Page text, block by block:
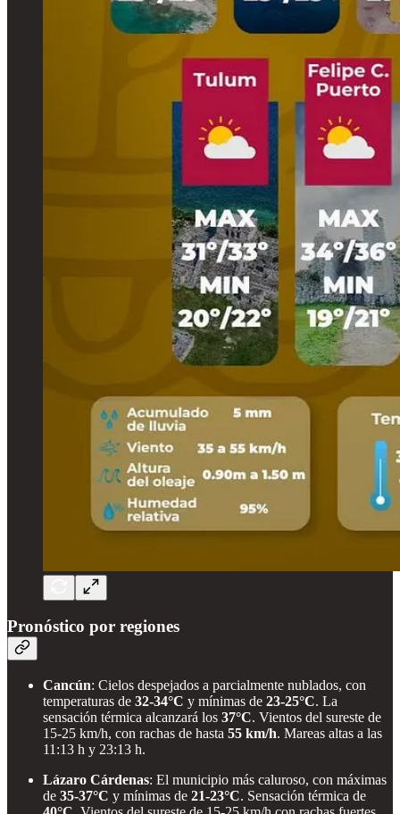
Pronóstico por regiones
Cancún: Cielos despejados a parcialmente nublados, con
temperaturas de 32-34°C y mínimas de 23-25°C. La
sensación térmica alcanzará los 37°C. Vientos del sureste de
15-25 km/h, con rachas de hasta 55 km/h. Mareas altas a las
11:13 h y 23:13 h.
Lázaro Cárdenas: El municipio más caluroso, con máximas
de 35-37°C y mínimas de 21-23°C. Sensación térmica de